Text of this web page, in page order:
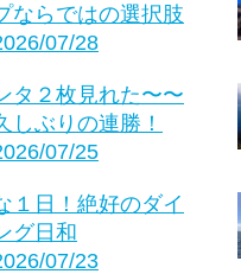
ならではの選択肢
07/28
タ２枚見れた〜〜
しぶりの連勝！
07/25
１日！絶好のダイ
グ日和
07/23